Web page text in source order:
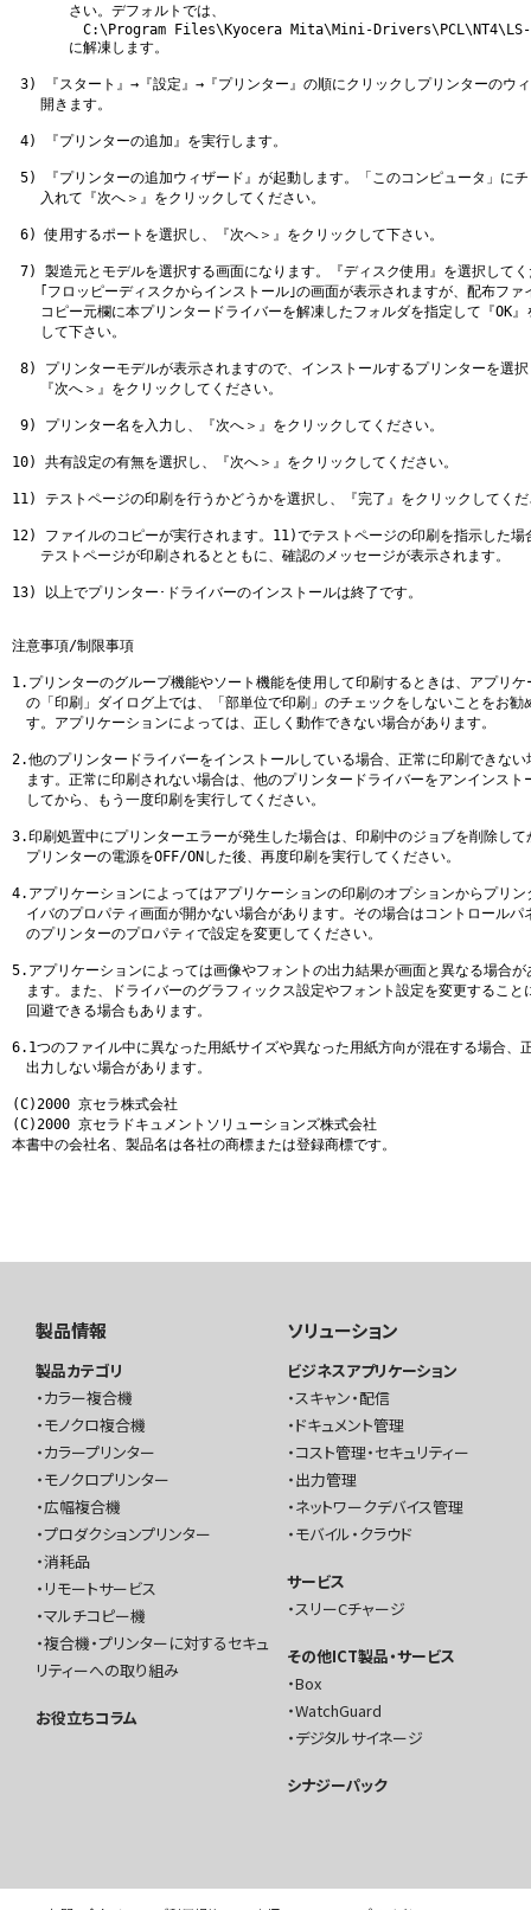
さい。デフォルトでは、
C:\Program Files\Kyocera Mita\Mini-Drivers\PCL\NT4\LS-
に解凍します。
3) 『スタート』→『設定』→『プリンター』の順にクリックしプリンターのウ
開きます。
4) 『プリンターの追加』を実行します。
5) 『プリンターの追加ウィザード』が起動します。「このコンピュータ」に
入れて『次へ＞』をクリックしてください。
6) 使用するポートを選択し、『次へ＞』をクリックして下さい。
7) 製造元とモデルを選択する画面になります。『ディスク使用』を選択して
｢フロッピーディスクからインストール｣の画面が表示されますが、配布ファ
コピー元欄に本プリンタードライバーを解凍したフォルダを指定して『OK』
して下さい。
8) プリンターモデルが表示されますので、インストールするプリンターを選
『次へ＞』をクリックしてください。
9) プリンター名を入力し、『次へ＞』をクリックしてください。
10) 共有設定の有無を選択し、『次へ＞』をクリックしてください。
11) テストページの印刷を行うかどうかを選択し、『完了』をクリックしてく
12) ファイルのコピーが実行されます。11)でテストページの印刷を指示した場
テストページが印刷されるとともに、確認のメッセージが表示されます。
13) 以上でプリンター･ドライバーのインストールは終了です。
注意事項/制限事項
1.プリンターのグループ機能やソート機能を使用して印刷するときは、アプリケ
の「印刷」ダイログ上では、「部単位で印刷」のチェックをしないことをお勧
す。アプリケーションによっては、正しく動作できない場合があります。
2.他のプリンタードライバーをインストールしている場合、正常に印刷できない
ます。正常に印刷されない場合は、他のプリンタードライバーをアンインス
してから、もう一度印刷を実行してください。
3.印刷処置中にプリンターエラーが発生した場合は、印刷中のジョブを削除して
プリンターの電源をOFF/ONした後、再度印刷を実行してください。
4.アプリケーションによってはアプリケーションの印刷のオプションからプリン
イバのプロパティ画面が開かない場合があります。その場合はコントロールパ
のプリンターのプロパティで設定を変更してください。
5.アプリケーションによっては画像やフォントの出力結果が画面と異なる場合が
ます。また、ドライバーのグラフィックス設定やフォント設定を変更すること
回避できる場合もあります。
6.1つのファイル中に異なった用紙サイズや異なった用紙方向が混在する場合、
出力しない場合があります。
(C)2000 京セラ株式会社
(C)2000 京セラドキュメントソリューションズ株式会社
本書中の会社名、製品名は各社の商標または登録商標です。
製品情報
製品カテゴリ
カラー複合機
モノクロ複合機
カラープリンター
モノクロプリンター
広幅複合機
プロダクションプリンター
消耗品
リモートサービス
マルチコピー機
複合機・プリンターに対するセキュ
リティーへの取り組み
お役立ちコラム
ソリューション
ビジネスアプリケーション
スキャン・配信
ドキュメント管理
コスト管理・セキュリティー
出力管理
ネットワークデバイス管理
モバイル・クラウド
サービス
スリーCチャージ
その他ICT製品・サービス
Box
WatchGuard
デジタルサイネージ
シナジーパック